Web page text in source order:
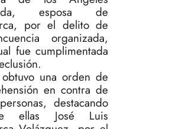
esposa de
por el delito de
organizada,
fue cumplimentada
obtuvo una orden de
en contra de
destacando
ellas José Luis